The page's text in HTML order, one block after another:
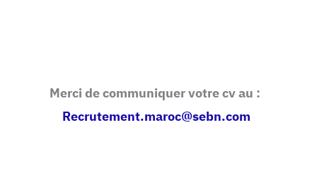
Merci de communiquer votre cv au :
Recrutement.maroc@sebn.com